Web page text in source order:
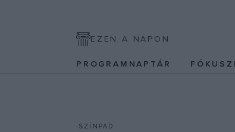
EZEN A NAPON
PROGRAMNAPTÁR
SZÍNPAD